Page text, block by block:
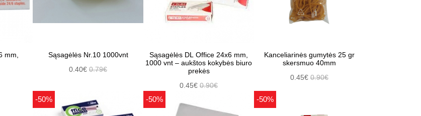
mm,
Sąsagėlės Nr.10 1000vnt
0.40€ 0.79€
Sąsagėlės DL Office 24x6 mm,
1000 vnt – aukštos kokybės biuro
prekės
0.45€ 0.90€
Kanceliarinės gumytės 25 gr
skersmuo 40mm
0.45€ 0.90€
-50% -50% -50%